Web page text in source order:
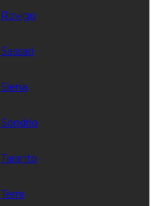
Rovigo
Sassari
Siena
Sondrio
Taranto
Terni